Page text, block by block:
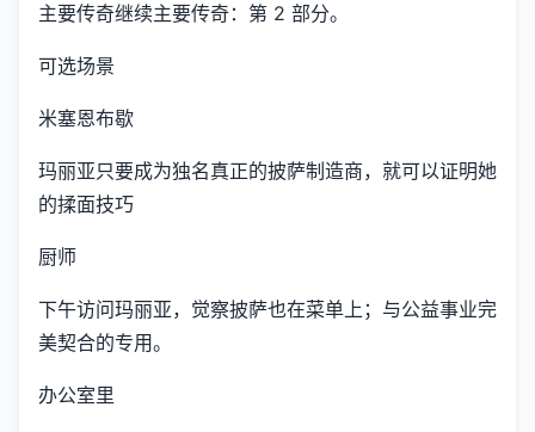
主要传奇继续主要传奇：第 2 部分。
可选场景
米塞恩布歇
玛丽亚只要成为独名真正的披萨制造商，就可以证明她
的揉面技巧
厨师
下午访问玛丽亚，觉察披萨也在菜单上；与公益事业完
美契合的专用。
办公室里